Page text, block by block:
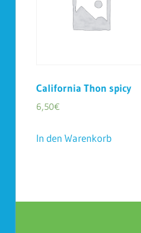
California Thon spicy
6,50€
In den Warenkorb